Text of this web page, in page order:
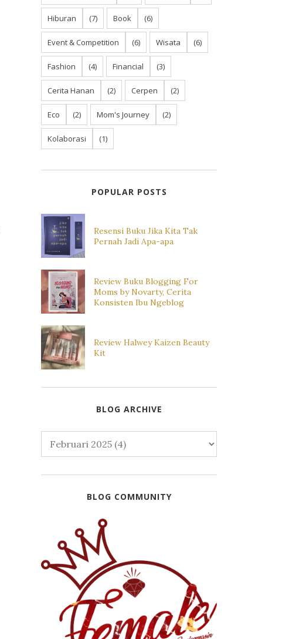
Hiburan (7) Book (6)
Event & Competition (6) Wisata (6)
Fashion (4) Financial (3)
Cerita Hanan (2) Cerpen (2)
Eco (2) Mom's Journey (2)
Kolaborasi (1)
POPULAR POSTS
Resensi Buku Jika Kita Tak
Pernah Jadi Apa-apa
Review Buku Blogging For
Moms by Novarty, Cerita
Konsisten Ibu Ngeblog
Review Halwey Kaizen Beauty
Kit
BLOG ARCHIVE
BLOG COMMUNITY